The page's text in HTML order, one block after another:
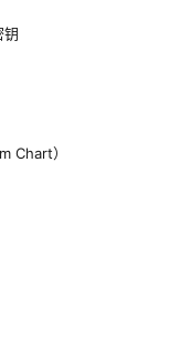
钥
Chart）
版权所有
许可证：B1.B2-